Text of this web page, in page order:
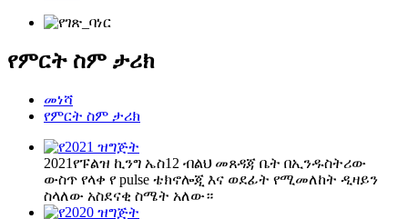
የምርት ስም ታሪክ
መነሻ
የምርት ስም ታሪክ
2021የፑልዝ ኪንግ ኤስ12 ብልህ መጸዳጃ ቤት በኢንዱስትሪው
ውስጥ የላቀ የ pulse ቴክኖሎጂ እና ወደፊት የሚመለከት ዲዛይን
ስላለው አስደናቂ ስሜት አለው።